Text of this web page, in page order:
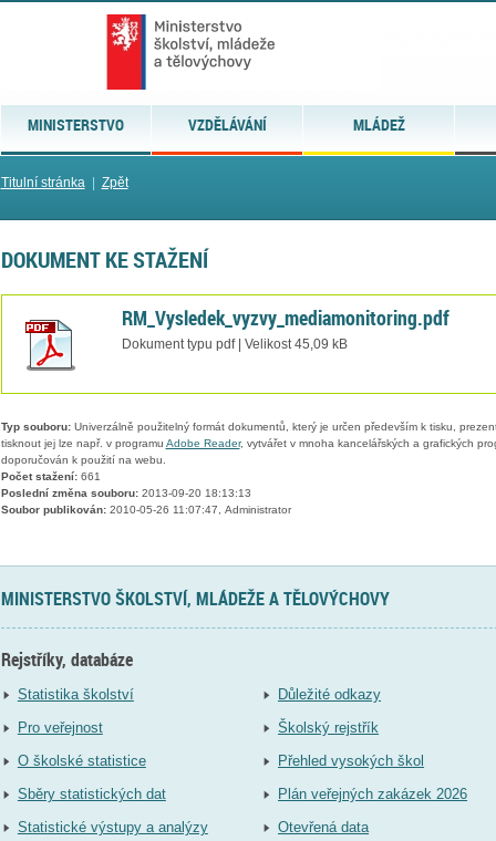
MINISTERSTVO VZDĚLÁVÁNÍ MLÁDEŽ
Titulní stránka| Zpět
DOKUMENT KE STAŽENÍ
RM_Vysledek_vyzvy_mediamonitoring.pdf
Dokument typu pdf | Velikost 45,09 kB
Typ souboru:Univerzálně použitelný formát dokumentů, který je určen především k tisku,
tisknout jej lze např. v programu Adobe Reader, vytvářet v mnoha kancelářských a grafických
doporučován k použití na webu.
Počet stažení:661
Poslední změna souboru:2013-09-20 18:13:13
Soubor publikován:2010-05-26 11:07:47, Administrator
MINISTERSTVO ŠKOLSTVÍ, MLÁDEŽE A TĚLOVÝCHOVY
Rejstříky, databáze
Statistika školství
Pro veřejnost
O školské statistice
Sběry statistických dat
Statistické výstupy a analýzy
Důležité odkazy
Školský rejstřík
Přehled vysokých škol
Plán veřejných zakázek 2026
Otevřená data